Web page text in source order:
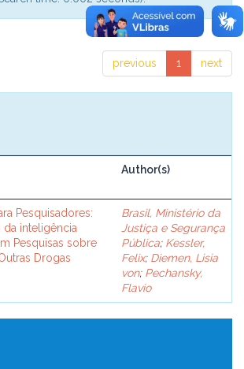
previous 1 next
Author(s)
Pesquisadores:
da inteligência
Pesquisas sobre
Drogas
Brasil, Ministério da
Justiça e Segurança
Pública; Kessler,
Felix; Diemen, Lisia
von; Pechansky,
Flavio